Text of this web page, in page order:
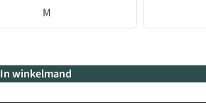
M
In winkelmand